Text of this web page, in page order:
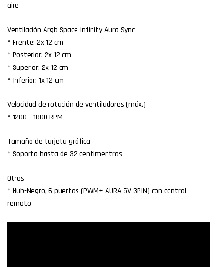
aire
Ventilación Argb Space Infinity Aura Sync
* Frente: 2x 12 cm
* Posterior: 2x 12 cm
* Superior: 2x 12 cm
* Inferior: 1x 12 cm
Velocidad de rotación de ventiladores (máx.)
* 1200 – 1800 RPM
Tamaño de tarjeta gráfica
* Soporta hasta de 32 centimentros
Otros
* Hub-Negro, 6 puertos (PWM+ AURA 5V 3PIN) con control
remoto